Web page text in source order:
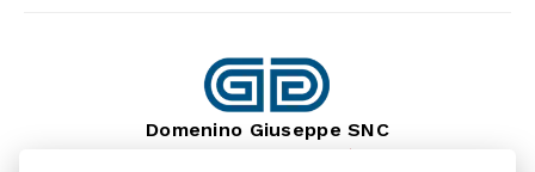
Domenino Giuseppe SNC
dal 1966